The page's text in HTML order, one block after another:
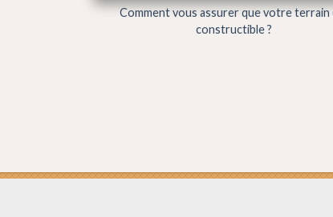
Comment vous assurer que votre terrain
constructible ?